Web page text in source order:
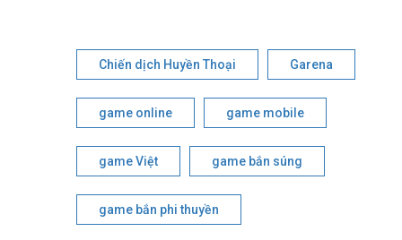
Chiến dịch Huyền Thoại Garena
game online game mobile
game Việt game bắn súng
game bắn phi thuyền